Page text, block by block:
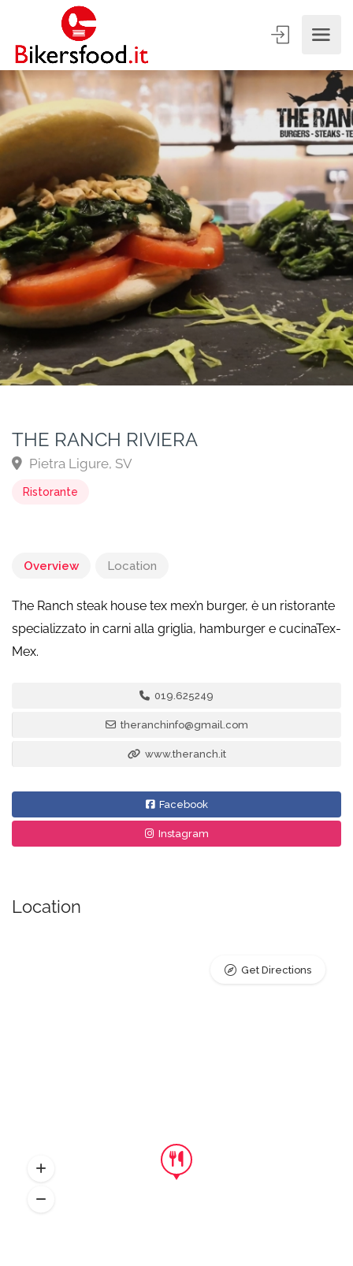
THE RANCH RIVIERA
Pietra Ligure, SV
Ristorante
Overview Location
The Ranch steak house tex mex’n burger, è un ristorante
specializzato in carni alla griglia, hamburger e cucinaTex-
Mex.
019.625249
theranchinfo@gmail.com
www.theranch.it
Facebook
Instagram
Location
Get Directions